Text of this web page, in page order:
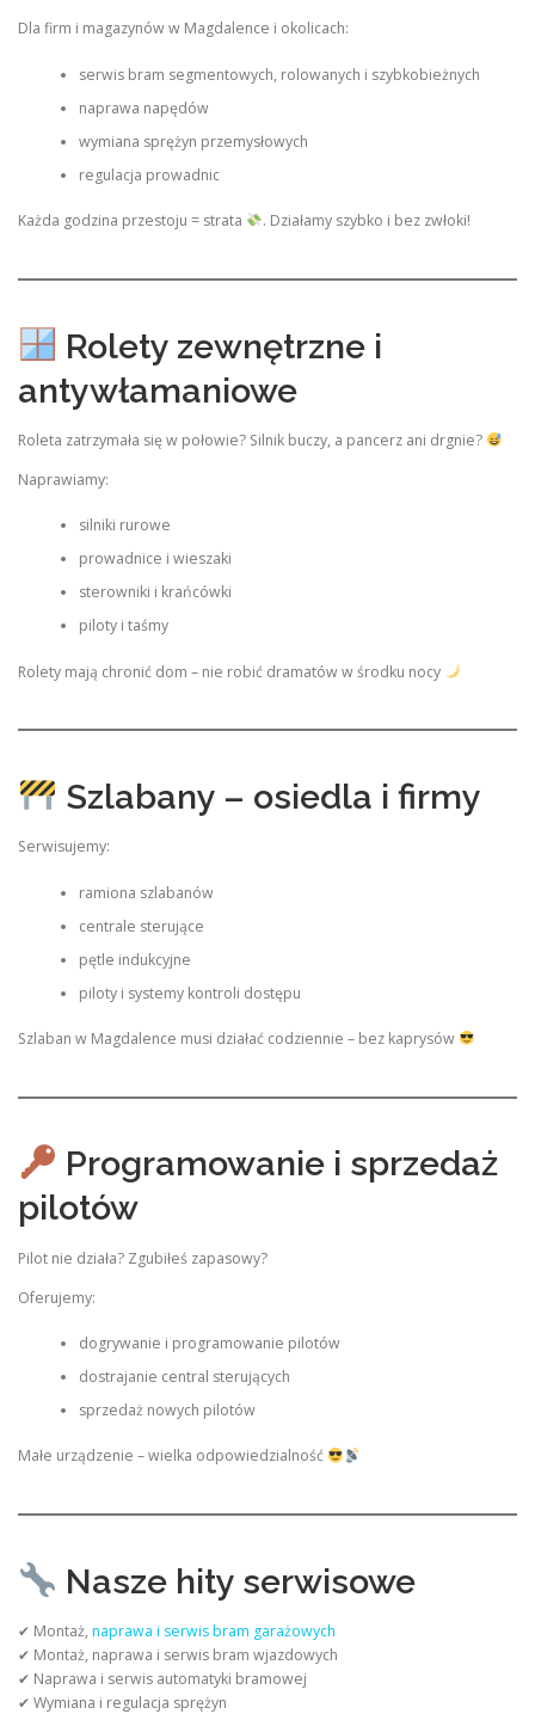
Dla firm i magazynów w Magdalence i okolicach:
serwis bram segmentowych, rolowanych i szybkobieżnych
naprawa napędów
wymiana sprężyn przemysłowych
regulacja prowadnic
Każda godzina przestoju = strata . Działamy szybko i bez zwłoki!
Rolety zewnętrzne i
antywłamaniowe
Roleta zatrzymała się w połowie? Silnik buczy, a pancerz ani drgnie?
Naprawiamy:
silniki rurowe
prowadnice i wieszaki
sterowniki i krańcówki
piloty i taśmy
Rolety mają chronić dom – nie robić dramatów w środku nocy
Szlabany – osiedla i firmy
Serwisujemy:
ramiona szlabanów
centrale sterujące
pętle indukcyjne
piloty i systemy kontroli dostępu
Szlaban w Magdalence musi działać codziennie – bez kaprysów
Programowanie i sprzedaż
pilotów
Pilot nie działa? Zgubiłeś zapasowy?
Oferujemy:
dogrywanie i programowanie pilotów
dostrajanie central sterujących
sprzedaż nowych pilotów
Małe urządzenie – wielka odpowiedzialność
Nasze hity serwisowe
✔ Montaż, naprawa i serwis bram garażowych
✔ Montaż, naprawa i serwis bram wjazdowych
✔ Naprawa i serwis automatyki bramowej
✔ Wymiana i regulacja sprężyn